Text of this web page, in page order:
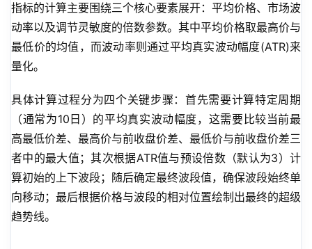
指标的计算主要围绕三个核心要素展开：平均价格、市场波
动率以及调节灵敏度的倍数参数。其中平均价格取最高价与
最低价的均值，而波动率则通过平均真实波动幅度(ATR)来
量化。
具体计算过程分为四个关键步骤：首先需要计算特定周期
（通常为10日）的平均真实波动幅度，这需要比较当前最
高最低价差、最高价与前收盘价差、最低价与前收盘价差三
者中的最大值；其次根据ATR值与预设倍数（默认为3）计
算初始的上下波段；随后确定最终波段值，确保波段始终单
向移动；最后根据价格与波段的相对位置绘制出最终的超级
趋势线。